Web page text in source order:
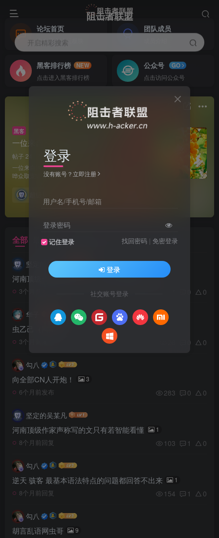
阻击者联盟
开启精彩搜索
论坛首页
点击进入论坛板块
团队成员
黑客排行榜
NEW
点击进入黑客排行榜
公众号
GO
点击访问公众号
黑客
一位来自河南的顶级黑客
帖子 24 互动 13
关注 1
一位来自河南的顶级黑客。通过意淫，唐氏等手段
哗众取宠吸引注意力为自己营造存在感
全部 最新发布 最新回复 精华
坚定的吴某凡
河南顶级作家声称写的文只有若智能看懂 1
3个月前发布 0 0
华子
虫乙己（网虫哥）
3个月前发布 0 0
勾八
向全部CN人开炮！ 3
6个月前发布 283 0 0
坚定的吴某凡
河南顶级作家声称写的文只有若智能看懂 1
8个月前回复 103 1 0
勾八
逆天 骇客 最基本语法特点的问题都回答不出来 1
8个月前回复 154 1 0
勾八
胡言乱语网虫哥 9
登录
没有账号？立即注册
用户名/手机号/邮箱
登录密码
记住登录 找回密码 | 免密登录
登录
社交账号登录